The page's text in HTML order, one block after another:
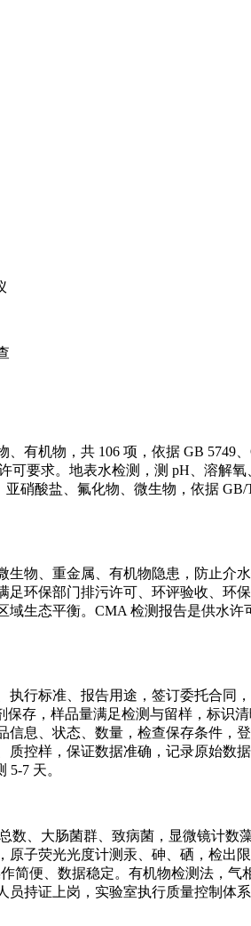
机物，共 106 项，依据 GB 5749
要求。地表水检测，测 pH、溶解
硝酸盐、氟化物、微生物，依据
物、重金属、有机物隐患，防止介
环保部门排污许可、环评验收、环
生态平衡。CMA 检测报告是供水
行标准、报告用途，签订委托合同
存，样品量满足检测与留样，标识
息、状态、数量，检查保存条件，
控样，保证数据准确，记录原始数
7 天。
、大肠菌群、致病菌，显微镜计数
子荧光光度计测汞、砷、硒，检出
便、数据稳定。有机物检测法，
持证上岗，实验室执行质量控制体